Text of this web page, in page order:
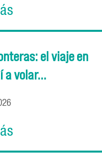
el viaje en
a volar...